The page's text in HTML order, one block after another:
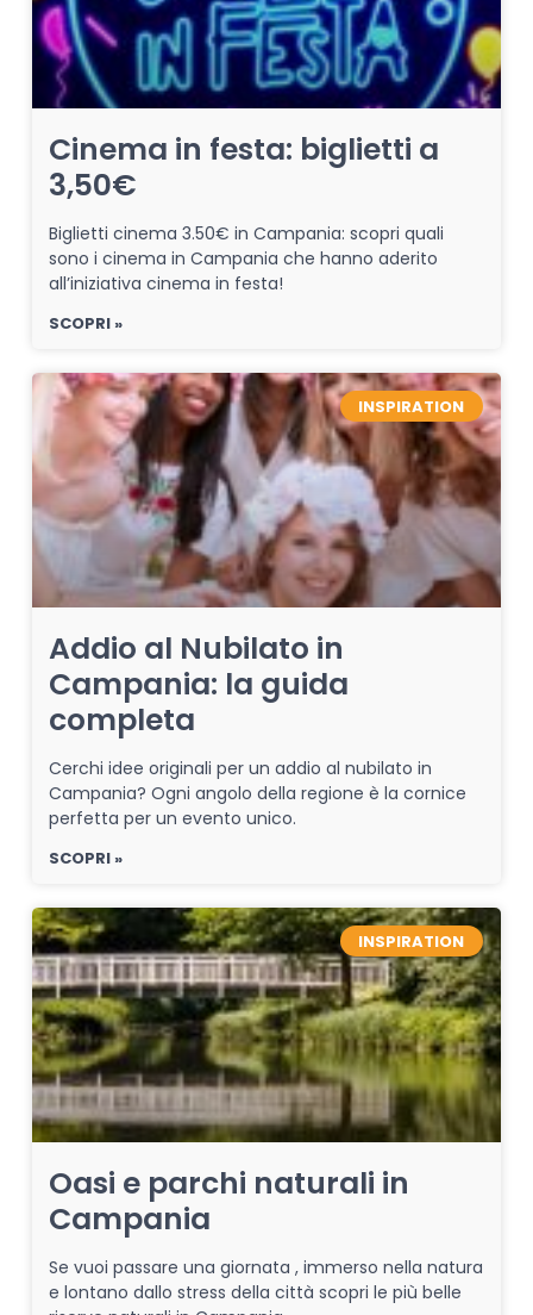
Cinema in festa: biglietti a
3,50€
Biglietti cinema 3.50€ in Campania: scopri quali
sono i cinema in Campania che hanno aderito
all’iniziativa cinema in festa!
SCOPRI »
INSPIRATION
Addio al Nubilato in
Campania: la guida
completa
Cerchi idee originali per un addio al nubilato in
Campania? Ogni angolo della regione è la cornice
perfetta per un evento unico.
SCOPRI »
INSPIRATION
Oasi e parchi naturali in
Campania
Se vuoi passare una giornata , immerso nella natura
e lontano dallo stress della città scopri le più belle